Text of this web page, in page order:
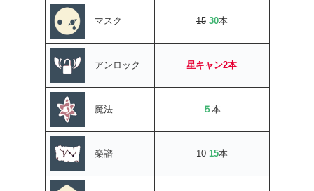
マスク 15 30本
アンロック 星キャン2本
魔法 ５本
楽譜 10 15本